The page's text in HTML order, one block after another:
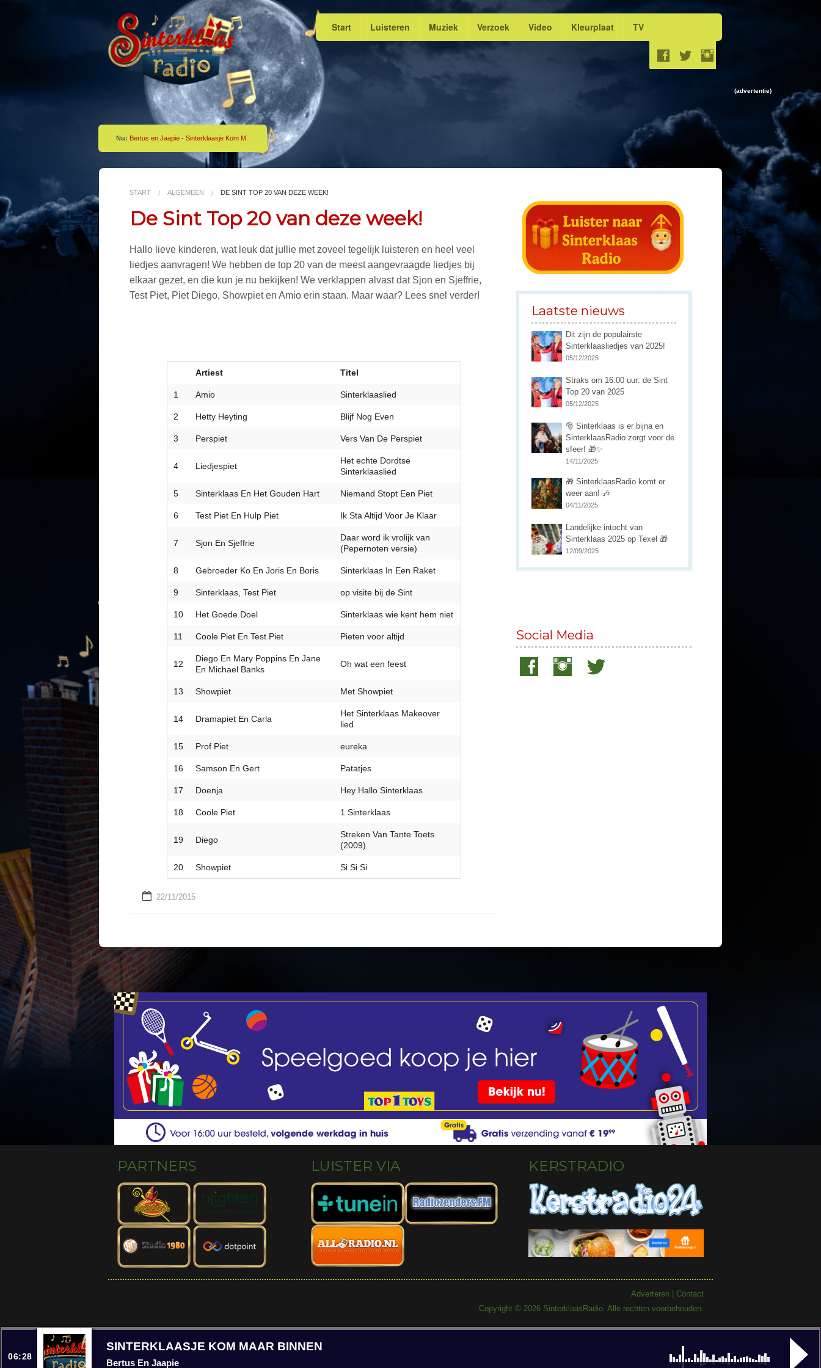
Start Luisteren Muziek Verzoek Video Kleurplaat TV
Nu: Bertus en Jaapie - Sinterklaasje Kom M..
(advertentie)
START ALGEMEEN DE SINT TOP 20 VAN DEZE WEEK!
De Sint Top 20 van deze week!
Hallo lieve kinderen, wat leuk dat jullie met zoveel tegelijk luisteren en heel veel
liedjes aanvragen! We hebben de top 20 van de meest aangevraagde liedjes bij
elkaar gezet, en die kun je nu bekijken! We verklappen alvast dat Sjon en Sjeffrie,
Test Piet, Piet Diego, Showpiet en Amio erin staan. Maar waar? Lees snel verder!
Artiest Titel
1 Amio Sinterklaaslied
2 Hetty Heyting Blijf Nog Even
3 Perspiet Vers Van De Perspiet
4 Liedjespiet
Het echte Dordtse
Sinterklaaslied
5 Sinterklaas En Het Gouden Hart Niemand Stopt Een Piet
6 Test Piet En Hulp Piet Ik Sta Altijd Voor Je Klaar
7 Sjon En Sjeffrie
Daar word ik vrolijk van
(Pepernoten versie)
8 Gebroeder Ko En Joris En Boris Sinterklaas In Een Raket
9 Sinterklaas, Test Piet op visite bij de Sint
10 Het Goede Doel Sinterklaas wie kent hem niet
11 Coole Piet En Test Piet Pieten voor altijd
12
Diego En Mary Poppins En Jane
En Michael Banks
Oh wat een feest
13 Showpiet Met Showpiet
14 Dramapiet En Carla
Het Sinterklaas Makeover
lied
15 Prof Piet eureka
16 Samson En Gert Patatjes
17 Doenja Hey Hallo Sinterklaas
18 Coole Piet 1 Sinterklaas
19 Diego
Streken Van Tante Toets
(2009)
20 Showpiet Si Si Si
22/11/2015
Laatste nieuws
Dit zijn de populairste
Sinterklaasliedjes van 2025!
05/12/2025
Straks om 16:00 uur: de Sint
Top 20 van 2025
05/12/2025
🎅 Sinterklaas is er bijna en
SinterklaasRadio zorgt voor de
sfeer! 🎁✨
14/11/2025
🎁 SinterklaasRadio komt er
weer aan! 🎶
04/11/2025
Landelijke intocht van
Sinterklaas 2025 op Texel 🎁
12/09/2025
Social Media
PARTNERS LUISTER VIA KERSTRADIO
Adverteren
Contact
Copyright © 2026 SinterklaasRadio. Alle rechten voorbehouden.
06:28
SINTERKLAASJE KOM MAAR BINNEN
Bertus En Jaapie